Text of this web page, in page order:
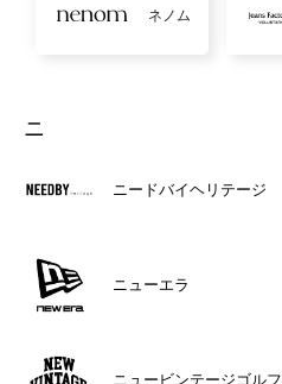
ネノム
ニ
ニードバイヘリテージ
ニューエラ
ニュービンテージゴルフ